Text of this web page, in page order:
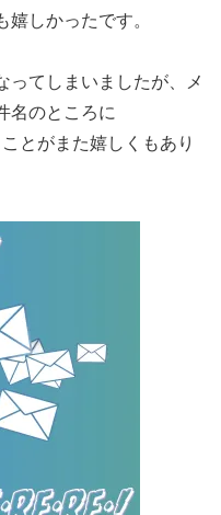
しかったです。
ってしまいましたが、メ
名のところに
とがまた嬉しくもあり